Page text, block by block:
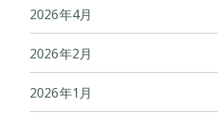
2026年4月
2026年2月
2026年1月